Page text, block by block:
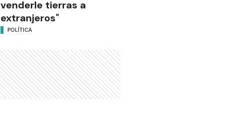
venderle tierras a
extranjeros"
POLÍTICA